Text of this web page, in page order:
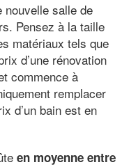
nouvelle salle de
Pensez à la taille
matériaux tels que
d’une rénovation
commence à
remplacer
d’un bain est en
en moyenne entre